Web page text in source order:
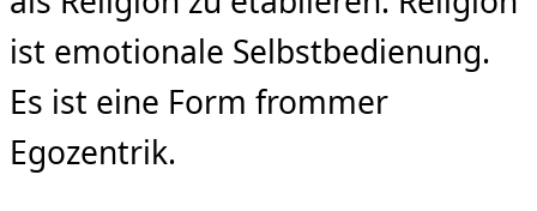
ist emotionale Selbstbedienung.
Es ist eine Form frommer
Egozentrik.